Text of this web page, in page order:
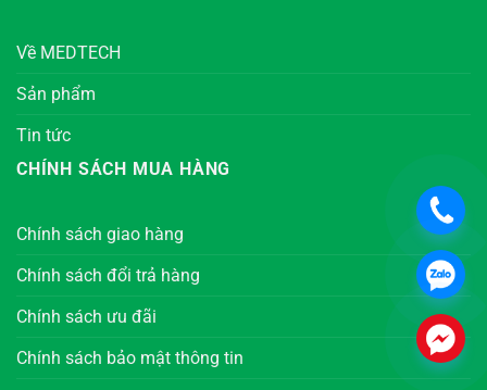
Về MEDTECH
Sản phẩm
Tin tức
CHÍNH SÁCH MUA HÀNG
Chính sách giao hàng
Chính sách đổi trả hàng
Chính sách ưu đãi
Chính sách bảo mật thông tin
.
.
.